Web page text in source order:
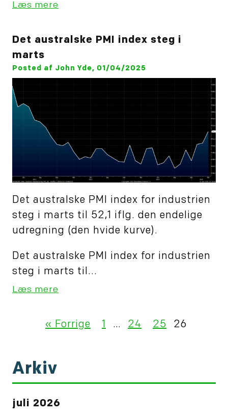
Læs mere
Det australske PMI index steg i
marts
Posted af John Yde, 01/04/2025
Det australske PMI index for industrien
steg i marts til 52,1 iflg. den endelige
udregning (den hvide kurve).
Det australske PMI index for industrien
steg i marts til...
Læs mere
« Forrige 1 … 24 25 26
Arkiv
juli 2026